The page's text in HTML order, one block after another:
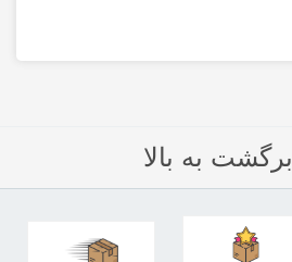
برگشت به بالا